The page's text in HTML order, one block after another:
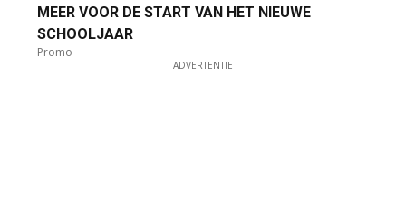
MEER VOOR DE START VAN HET NIEUWE
SCHOOLJAAR
Promo
ADVERTENTIE